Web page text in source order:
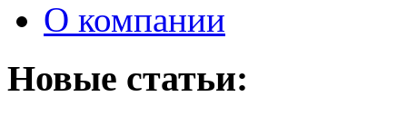
О компании
Новые статьи: